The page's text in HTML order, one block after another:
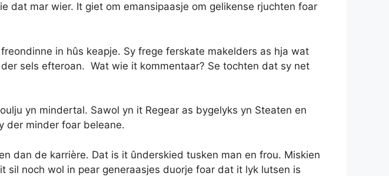
dat mar wier. It giet om emansipaasje om gelikense rjuchten foar
in hûs keapje. Sy frege ferskate makelders as hja wat
sels efteroan. Wat wie it kommentaar? Se tochten dat sy net
yn mindertal. Sawol yn it Regear as bygelyks yn Steaten en
der minder foar beleane.
dan de karrière. Dat is it ûnderskied tusken man en frou. Miskien
noch wol in pear generaasjes duorje foar dat it lyk lutsen is